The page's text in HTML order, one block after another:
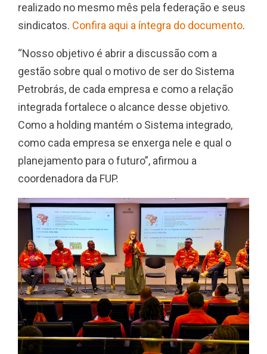
realizado no mesmo mês pela federação e seus
sindicatos. Confira aqui a íntegra do documento.
“Nosso objetivo é abrir a discussão com a
gestão sobre qual o motivo de ser do Sistema
Petrobrás, de cada empresa e como a relação
integrada fortalece o alcance desse objetivo.
Como a holding mantém o Sistema integrado,
como cada empresa se enxerga nele e qual o
planejamento para o futuro”, afirmou a
coordenadora da FUP.